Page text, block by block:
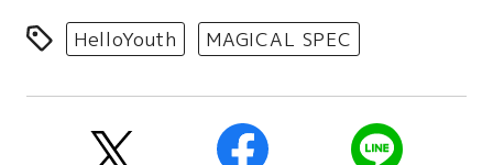
HelloYouth MAGICAL SPEC